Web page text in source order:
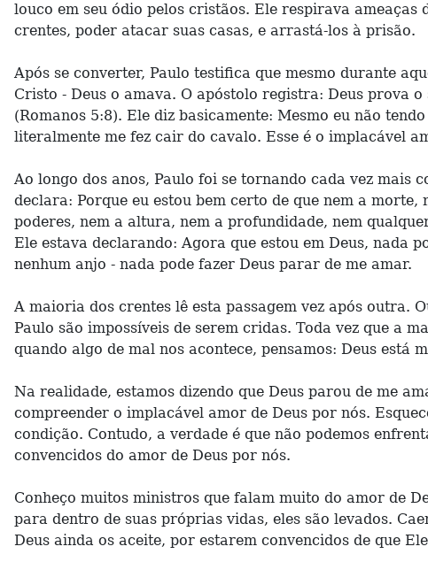
louco em seu ódio pelos cristãos. Ele respirava
crentes, poder atacar suas casas, e arrastá-los à prisão.
Após se converter, Paulo testifica que mesmo durante
Cristo - Deus o amava. O apóstolo registra: Deus prova
(Romanos 5:8). Ele diz basicamente: Mesmo eu não
literalmente me fez cair do cavalo. Esse é o implacável
Ao longo dos anos, Paulo foi se tornando cada vez mais
declara: Porque eu estou bem certo de que nem a
poderes, nem a altura, nem a profundidade, nem
Ele estava declarando: Agora que estou em Deus, nada
nenhum anjo - nada pode fazer Deus parar de me amar.
A maioria dos crentes lê esta passagem vez após outra.
Paulo são impossíveis de serem cridas. Toda vez que a
quando algo de mal nos acontece, pensamos: Deus
Na realidade, estamos dizendo que Deus parou de me
compreender o implacável amor de Deus por nós.
condição. Contudo, a verdade é que não podemos
convencidos do amor de Deus por nós.
Conheço muitos ministros que falam muito do amor de
para dentro de suas próprias vidas, eles são levados.
Deus ainda os aceite, por estarem convencidos de que